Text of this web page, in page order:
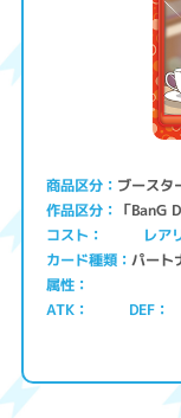
商品区分 ブース
作品区分 「BanG
コスト レア
カード種類 パート
属性
ATK
DEF